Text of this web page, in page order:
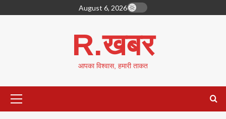
to
August 6, 2026
R.खबर
आपका विश्वास, हमारी ताकत
Menu